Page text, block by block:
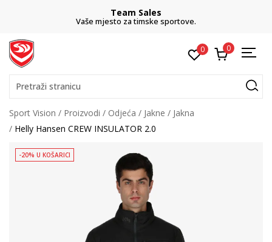
Team Sales
Vaše mjesto za timske sportove.
0 0
Pretraži stranicu
Sport Vision Proizvodi Odjeća Jakne
Jakna
Helly Hansen CREW INSULATOR 2.0
-20% U KOŠARICI